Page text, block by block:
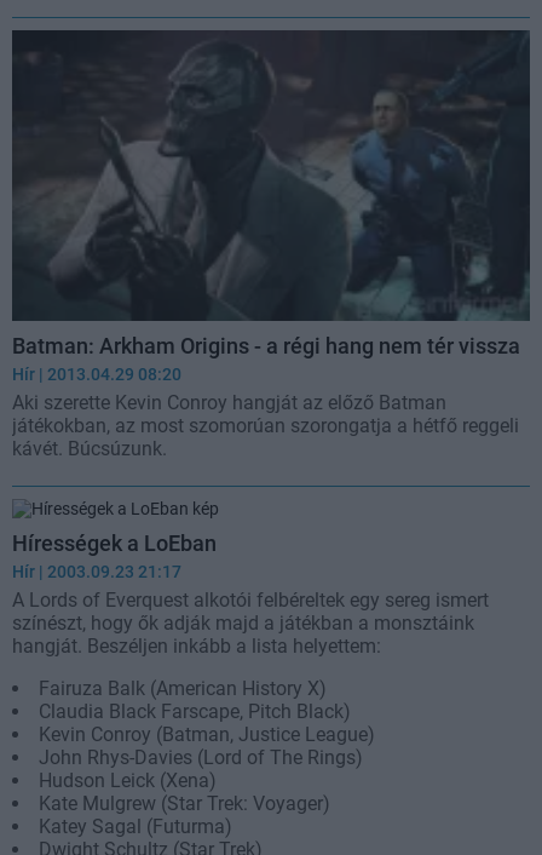
Batman: Arkham Origins - a régi hang nem tér vissza
Hír | 2013.04.29 08:20
Aki szerette Kevin Conroy hangját az előző Batman
játékokban, az most szomorúan szorongatja a hétfő reggeli
kávét. Búcsúzunk.
Hírességek a LoEban
Hír | 2003.09.23 21:17
A Lords of Everquest alkotói felbéreltek egy sereg ismert
színészt, hogy ők adják majd a játékban a monsztáink
hangját. Beszéljen inkább a lista helyettem:
Fairuza Balk (American History X)
Claudia Black Farscape, Pitch Black)
Kevin Conroy (Batman, Justice League)
John Rhys-Davies (Lord of The Rings)
Hudson Leick (Xena)
Kate Mulgrew (Star Trek: Voyager)
Katey Sagal (Futurma)
Dwight Schultz (Star Trek)